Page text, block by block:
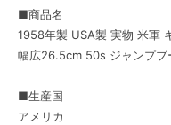
■商品名
1958年製 USA製 実物 米軍
幅広26.5cm 50s ジャンプブ
■生産国
アメリカ